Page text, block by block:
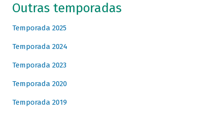
Outras temporadas
Temporada 2025
Temporada 2024
Temporada 2023
Temporada 2020
Temporada 2019